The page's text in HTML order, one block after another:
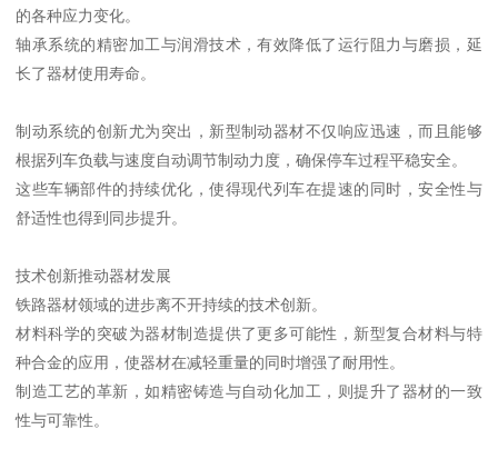
的各种应力变化。
轴承系统的精密加工与润滑技术，有效降低了运行阻力与磨损，延
长了器材使用寿命。
制动系统的创新尤为突出，新型制动器材不仅响应迅速，而且能够
根据列车负载与速度自动调节制动力度，确保停车过程平稳安全。
这些车辆部件的持续优化，使得现代列车在提速的同时，安全性与
舒适性也得到同步提升。
技术创新推动器材发展
铁路器材领域的进步离不开持续的技术创新。
材料科学的突破为器材制造提供了更多可能性，新型复合材料与特
种合金的应用，使器材在减轻重量的同时增强了耐用性。
制造工艺的革新，如精密铸造与自动化加工，则提升了器材的一致
性与可靠性。